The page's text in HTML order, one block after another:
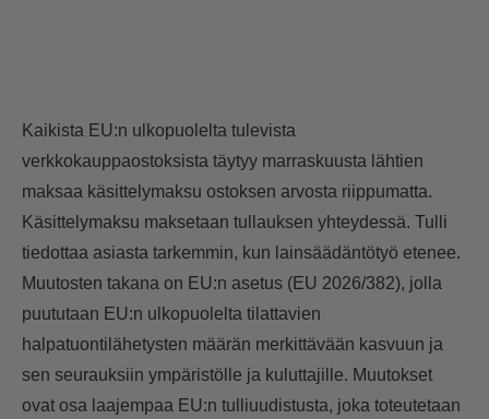
Kaikista EU:n ulkopuolelta tulevista
verkkokauppaostoksista täytyy marraskuusta lähtien
maksaa käsittelymaksu ostoksen arvosta riippumatta.
Käsittelymaksu maksetaan tullauksen yhteydessä. Tulli
tiedottaa asiasta tarkemmin, kun lainsäädäntötyö etenee.
Muutosten takana on EU:n asetus (EU 2026/382), jolla
puututaan EU:n ulkopuolelta tilattavien
halpatuontilähetysten määrän merkittävään kasvuun ja
sen seurauksiin ympäristölle ja kuluttajille. Muutokset
ovat osa laajempaa EU:n tulliuudistusta, joka toteutetaan